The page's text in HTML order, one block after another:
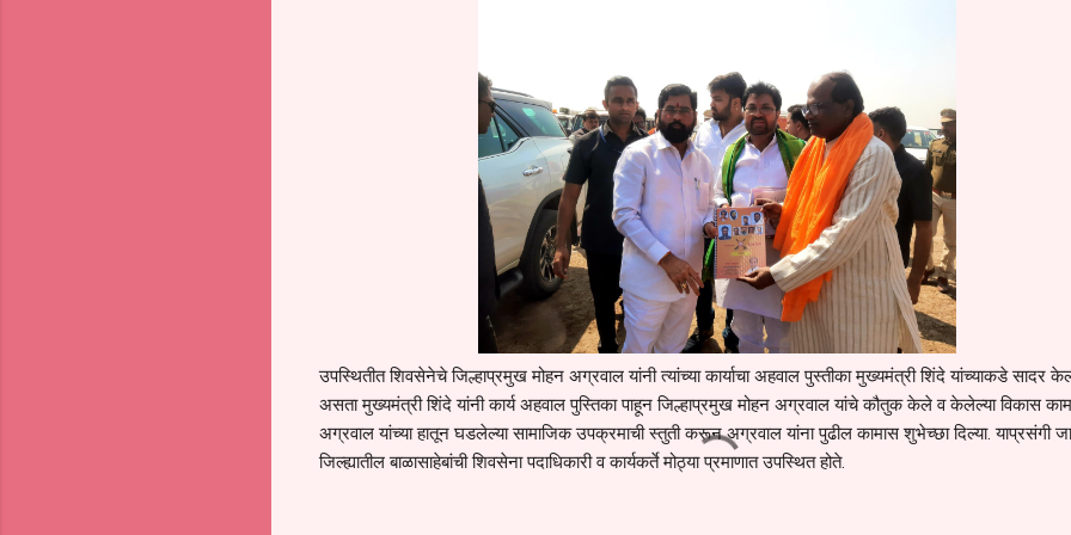
उपस्थितीत शिवसेनेचे जिल्हाप्रमुख मोहन अग्रवाल यांनी त्यांच्या कार्याचा अहवाल पुस्तीका मुख्यमंत्री शिंदे यांच्याकडे सादर
असता मुख्यमंत्री शिंदे यांनी कार्य अहवाल पुस्तिका पाहून जिल्हाप्रमुख मोहन अग्रवाल यांचे कौतुक केले व केलेल्या विकास
अग्रवाल यांच्या हातून घडलेल्या सामाजिक उपक्रमाची स्तुती करून अग्रवाल यांना पुढील कामास शुभेच्छा दिल्या. याप्रसंगी
जिल्ह्यातील बाळासाहेबांची शिवसेना पदाधिकारी व कार्यकर्ते मोठ्या प्रमाणात उपस्थित होते.